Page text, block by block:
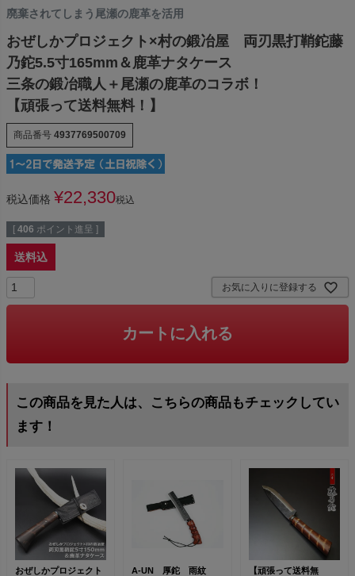
廃棄されてしまう尾瀬の鹿革を活用
おぜしかプロジェクト×村の鍛冶屋 両刃黒打鞘鉈藤
乃鉈5.5寸165mm＆鹿革ナタケース
三条の鍛冶職人＋尾瀬の鹿革のコラボ！
【頑張って送料無料！】
商品番号 4937769500709
税込価格 ¥22,330税込
[ 406 ポイント進呈 ]
送料込
お気に入りに登録する
カートに入れる
この商品を見た人は、こちらの商品もチェックしてい
ます！
おぜしかプロジェクト
A-UN 厚鉈 雨紋
【頑張って送料無